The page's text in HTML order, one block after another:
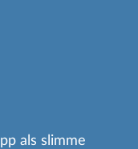
als slimme